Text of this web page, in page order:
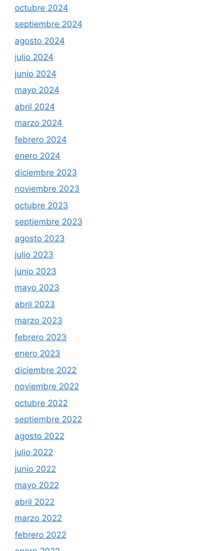
octubre 2024
septiembre 2024
agosto 2024
julio 2024
junio 2024
mayo 2024
abril 2024
marzo 2024
febrero 2024
enero 2024
diciembre 2023
noviembre 2023
octubre 2023
septiembre 2023
agosto 2023
julio 2023
junio 2023
mayo 2023
abril 2023
marzo 2023
febrero 2023
enero 2023
diciembre 2022
noviembre 2022
octubre 2022
septiembre 2022
agosto 2022
julio 2022
junio 2022
mayo 2022
abril 2022
marzo 2022
febrero 2022